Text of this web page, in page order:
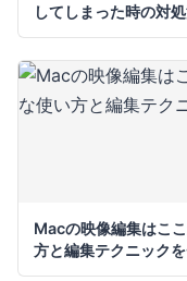
してしまった時の対
Macの映像編集はこ
方と編集テクニック